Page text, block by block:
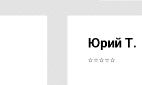
Юрий Т.
⭐⭐⭐⭐⭐